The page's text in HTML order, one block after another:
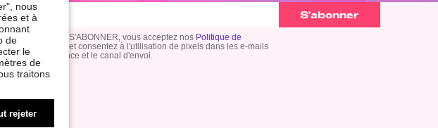
sur le bouton S'ABONNER, vous acceptez nos Politique de
& cookies
, et consentez à l'utilisation de pixels dans les e-mails
la fréquence et le canal d'envoi.
S'abonner
nous
et à
de
le
de
traitons
rejeter